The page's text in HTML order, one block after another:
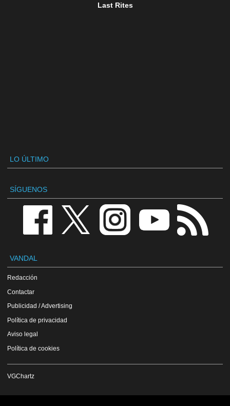
Last Rites
LO ÚLTIMO
SÍGUENOS
VANDAL
Redacción
Contactar
Publicidad / Advertising
Política de privacidad
Aviso legal
Política de cookies
VGChartz